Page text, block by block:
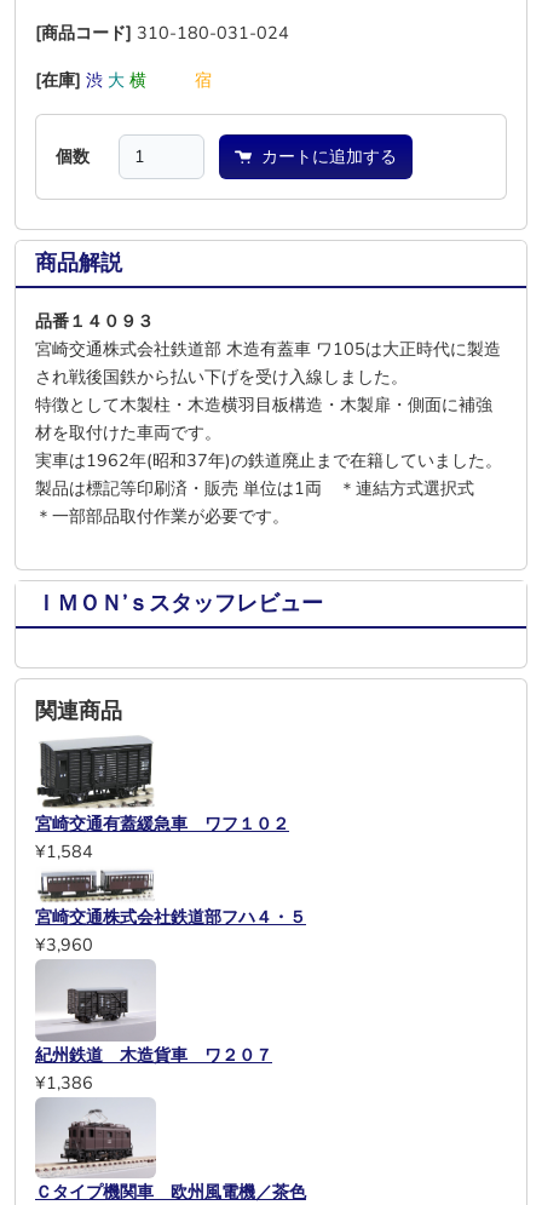
[商品コード] 310-180-031-024
[在庫] 渋 大 横 宿
個数 カートに追加する
商品解説
品番１４０９３
宮崎交通株式会社鉄道部 木造有蓋車 ワ105は大正時代に製造
され戦後国鉄から払い下げを受け入線しました。
特徴として木製柱・木造横羽目板構造・木製扉・側面に補強
材を取付けた車両です。
実車は1962年(昭和37年)の鉄道廃止まで在籍していました。
製品は標記等印刷済・販売 単位は1両 ＊連結方式選択式
＊一部部品取付作業が必要です。
ＩＭＯＮ’ｓスタッフレビュー
関連商品
宮崎交通有蓋緩急車 ワフ１０２
¥1,584
宮崎交通株式会社鉄道部フハ４・５
¥3,960
紀州鉄道 木造貨車 ワ２０７
¥1,386
Ｃタイプ機関車 欧州風電機／茶色